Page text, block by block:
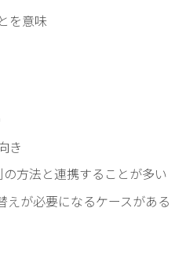
を意味
き
方法と連携することが多い
が必要になるケースがある